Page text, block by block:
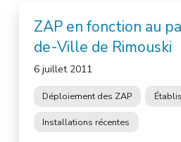
ZAP en fonction au
de-Ville de Rimouski
6 juillet 2011
Déploiement des ZAP
Installations récentes